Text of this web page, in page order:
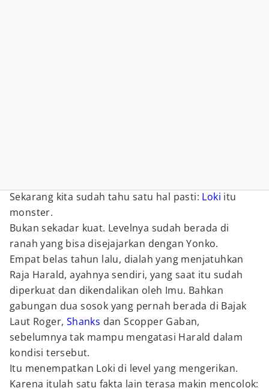
Sekarang kita sudah tahu satu hal pasti: Loki itu
monster.
Bukan sekadar kuat. Levelnya sudah berada di
ranah yang bisa disejajarkan dengan Yonko.
Empat belas tahun lalu, dialah yang menjatuhkan
Raja Harald, ayahnya sendiri, yang saat itu sudah
diperkuat dan dikendalikan oleh Imu. Bahkan
gabungan dua sosok yang pernah berada di Bajak
Laut Roger, Shanks dan Scopper Gaban,
sebelumnya tak mampu mengatasi Harald dalam
kondisi tersebut.
Itu menempatkan Loki di level yang mengerikan.
Karena itulah satu fakta lain terasa makin mencolok: